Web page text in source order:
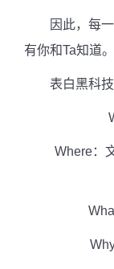
因此，每一
有你和Ta知道。
表白黑科技
Where：